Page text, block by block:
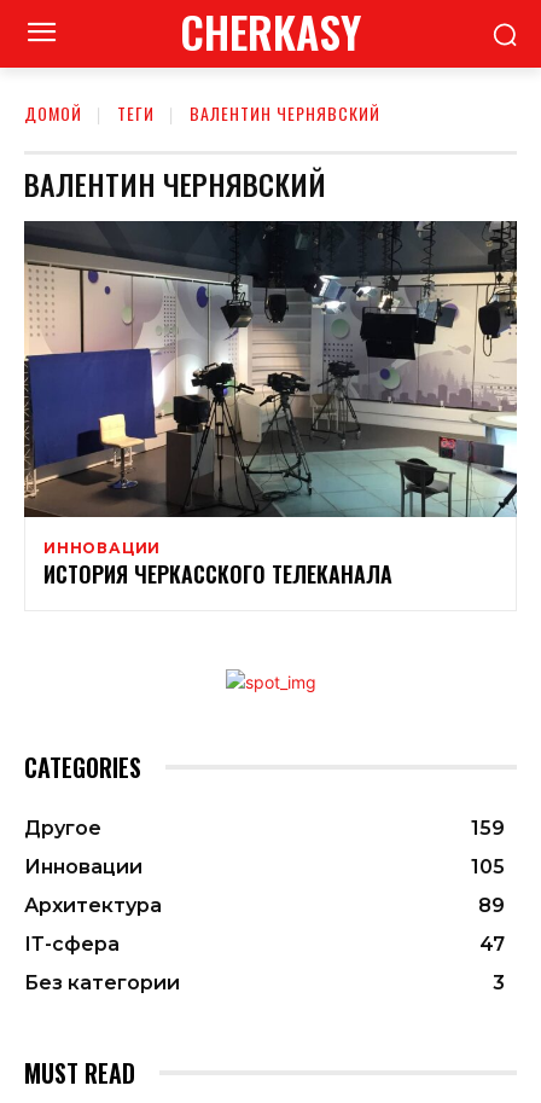
CHERKASY
ДОМОЙ ТЕГИ ВАЛЕНТИН ЧЕРНЯВСКИЙ
ВАЛЕНТИН ЧЕРНЯВСКИЙ
ИННОВАЦИИ
ИСТОРИЯ ЧЕРКАССКОГО ТЕЛЕКАНАЛА
CATEGORIES
Другое
159
Инновации
105
Архитектура
89
ІТ-сфера
47
Без категории
3
MUST READ